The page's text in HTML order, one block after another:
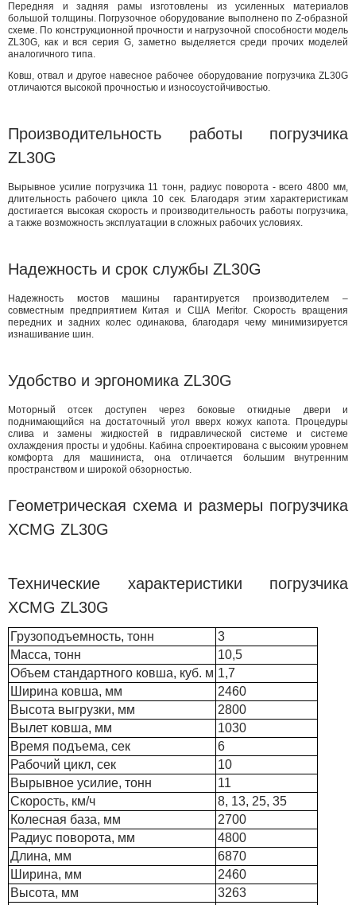
Передняя и задняя рамы изготовлены из усиленных материалов
большой толщины. Погрузочное оборудование выполнено по Z-образной
схеме. По конструкционной прочности и нагрузочной способности модель
ZL30G, как и вся серия G, заметно выделяется среди прочих моделей
аналогичного типа.
Ковш, отвал и другое навесное рабочее оборудование погрузчика ZL30G
отличаются высокой прочностью и износоустойчивостью.
Производительность работы погрузчика
ZL30G
Вырывное усилие погрузчика 11 тонн, радиус поворота - всего 4800 мм,
длительность рабочего цикла 10 сек. Благодаря этим характеристикам
достигается высокая скорость и производительность работы погрузчика,
а также возможность эксплуатации в сложных рабочих условиях.
Надежность и срок службы ZL30G
Надежность мостов машины гарантируется производителем –
совместным предприятием Китая и США Meritor. Скорость вращения
передних и задних колес одинакова, благодаря чему минимизируется
изнашивание шин.
Удобство и эргономика ZL30G
Моторный отсек доступен через боковые откидные двери и
поднимающийся на достаточный угол вверх кожух капота. Процедуры
слива и замены жидкостей в гидравлической системе и системе
охлаждения просты и удобны. Кабина спроектирована с высоким уровнем
комфорта для машиниста, она отличается большим внутренним
пространством и широкой обзорностью.
Геометрическая схема и размеры погрузчика
XCMG ZL30G
Технические характеристики погрузчика
XCMG ZL30G
Грузоподъемность, тонн
3
Масса, тонн
10,5
Объем стандартного ковша, куб. м 1,7
Ширина ковша, мм
2460
Высота выгрузки, мм
2800
Вылет ковша, мм
1030
Время подъема, сек
6
Рабочий цикл, сек
10
Вырывное усилие, тонн
11
Скорость, км/ч
8, 13, 25, 35
Колесная база, мм
2700
Радиус поворота, мм
4800
Длина, мм
6870
Ширина, мм
2460
Высота, мм
3263